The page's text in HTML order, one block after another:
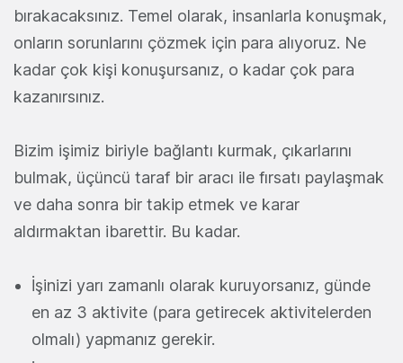
bırakacaksınız. Temel olarak, insanlarla konuşmak,
onların sorunlarını çözmek için para alıyoruz. Ne
kadar çok kişi konuşursanız, o kadar çok para
kazanırsınız.
Bizim işimiz biriyle bağlantı kurmak, çıkarlarını
bulmak, üçüncü taraf bir aracı ile fırsatı paylaşmak
ve daha sonra bir takip etmek ve karar
aldırmaktan ibarettir. Bu kadar.
İşinizi yarı zamanlı olarak kuruyorsanız, günde
en az 3 aktivite (para getirecek aktivitelerden
olmalı) yapmanız gerekir.